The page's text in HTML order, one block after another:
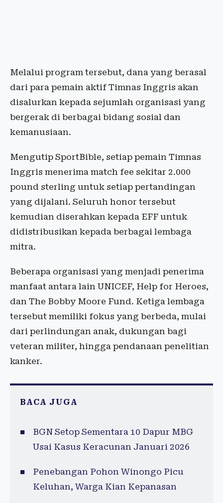
Melalui program tersebut, dana yang berasal
dari para pemain aktif Timnas Inggris akan
disalurkan kepada sejumlah organisasi yang
bergerak di berbagai bidang sosial dan
kemanusiaan.
Mengutip SportBible, setiap pemain Timnas
Inggris menerima match fee sekitar 2.000
pound sterling untuk setiap pertandingan
yang dijalani. Seluruh honor tersebut
kemudian diserahkan kepada EFF untuk
didistribusikan kepada berbagai lembaga
mitra.
Beberapa organisasi yang menjadi penerima
manfaat antara lain UNICEF, Help for Heroes,
dan The Bobby Moore Fund. Ketiga lembaga
tersebut memiliki fokus yang berbeda, mulai
dari perlindungan anak, dukungan bagi
veteran militer, hingga pendanaan penelitian
kanker.
BACA JUGA
BGN Setop Sementara 10 Dapur MBG
Usai Kasus Keracunan Januari 2026
Penebangan Pohon Winongo Picu
Keluhan, Warga Kian Kepanasan